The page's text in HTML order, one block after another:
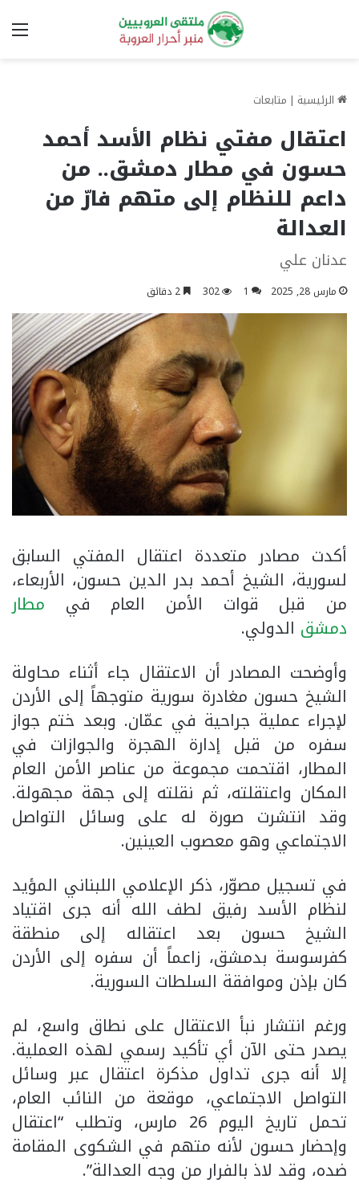
الرئيسية | متابعات
اعتقال مفتي نظام الأسد أحمد
حسون في مطار دمشق.. من
داعم للنظام إلى متهم فارّ من
العدالة
عدنان علي
مارس 28, 2025 1
302
أكدت مصادر متعددة اعتقال المفتي السابق
لسورية، الشيخ أحمد بدر الدين حسون، الأربعاء،
من قبل قوات الأمن العام في مطار
دمشق الدولي.
وأوضحت المصادر أن الاعتقال جاء أثناء محاولة
الشيخ حسون مغادرة سورية متوجهاً إلى الأردن
لإجراء عملية جراحية في عمّان. وبعد ختم جواز
سفره من قبل إدارة الهجرة والجوازات في
المطار، اقتحمت مجموعة من عناصر الأمن العام
المكان واعتقلته، ثم نقلته إلى جهة مجهولة.
وقد انتشرت صورة له على وسائل التواصل
الاجتماعي وهو معصوب العينين.
في تسجيل مصوّر، ذكر الإعلامي اللبناني المؤيد
لنظام الأسد رفيق لطف الله أنه جرى اقتياد
الشيخ حسون بعد اعتقاله إلى منطقة
كفرسوسة بدمشق، زاعماً أن سفره إلى الأردن
كان بإذن وموافقة السلطات السورية.
ورغم انتشار نبأ الاعتقال على نطاق واسع، لم
يصدر حتى الآن أي تأكيد رسمي لهذه العملية.
إلا أنه جرى تداول مذكرة اعتقال عبر وسائل
التواصل الاجتماعي، موقعة من النائب العام،
تحمل تاريخ اليوم 26 مارس، وتطلب “اعتقال
وإحضار حسون لأنه متهم في الشكوى المقامة
ضده، وقد لاذ بالفرار من وجه العدالة”.